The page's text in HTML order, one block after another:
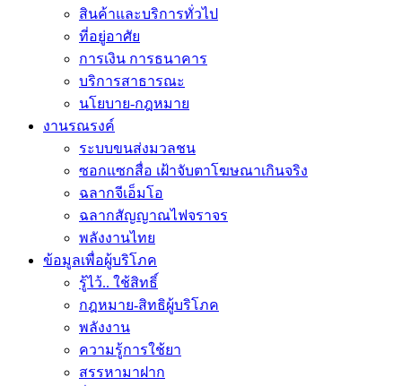
สินค้าและบริการทั่วไป
ที่อยู่อาศัย
การเงิน การธนาคาร
บริการสาธารณะ
นโยบาย-กฎหมาย
งานรณรงค์
ระบบขนส่งมวลชน
ซอกแซกสื่อ เฝ้าจับตาโฆษณาเกินจริง
ฉลากจีเอ็มโอ
ฉลากสัญญาณไฟจราจร
พลังงานไทย
ข้อมูลเพื่อผู้บริโภค
รู้ไว้.. ใช้สิทธิ์
กฎหมาย-สิทธิผู้บริโภค
พลังงาน
ความรู้การใช้ยา
สรรหามาฝาก